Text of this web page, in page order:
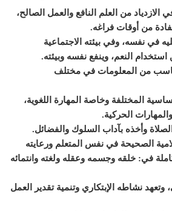
الازدياد من العلم النافع والعمل الصالح،
من أوقات فراغه.
في نفسه، وفي بيئته الاجتماعية
النعم، وينفع نفسه وبيئته.
من المعلومات في مختلف
المختلفة وخاصة المهارة اللغوية،
الحركية.
وأخذه بآداب السلوك والفضائل.
الصحيحة في نفس المتعلم ورعايته
في: خلقه وجسمه وعقله ولغته وانتمائه
وتعهد نشاطه الإبتكاري وتنمية تقدير العمل